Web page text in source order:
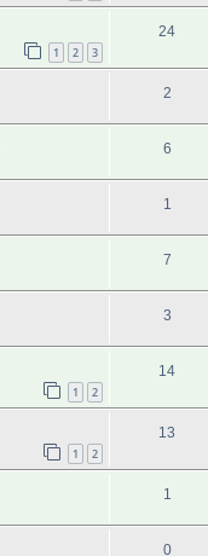
1 2 3
24
2
6
1
7
3
1 2
14
1 2
13
1
0